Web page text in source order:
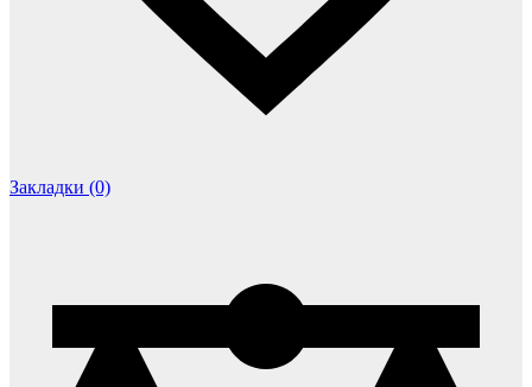
Закладки (0)